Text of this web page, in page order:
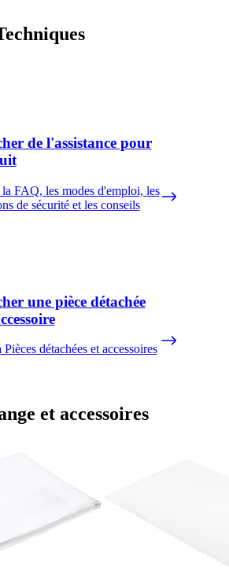
de l'assistance pour
FAQ, les modes d'emploi, les
de sécurité et les conseils
une pièce détachée
détachées et accessoires
et accessoires